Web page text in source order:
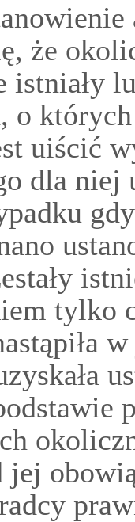
że
istniały
o
uiścić
dla niej
tylko
jej